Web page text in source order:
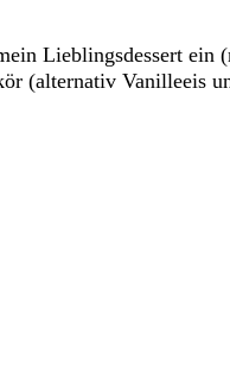
Lieblingsdessert
Vanilleeis